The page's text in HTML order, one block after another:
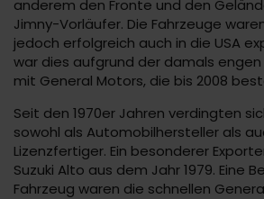
anderem den Fronte und den
Jimny-Vorläufer. Die Fahrzeuge
jedoch erfolgreich auch in die USA
war dies aufgrund der damals
mit General Motors, die bis 2008
Seit den 1970er Jahren verdingten
sowohl als Automobilhersteller als
Lizenzfertiger. Ein besonderer
Suzuki Alto aus dem Jahr 1979. Eine
Fahrzeug waren die schnellen